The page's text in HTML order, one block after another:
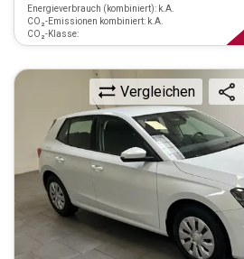
Energieverbrauch (kombiniert): k.A.
CO₂-Emissionen kombiniert: k.A.
CO₂-Klasse:
Vergleichen